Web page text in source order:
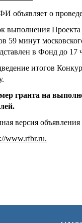
в химии
объявляет о
выполнения
59 минут
в Фонд до 17
итогов
гранта на
версия
www.rfbr.ru.